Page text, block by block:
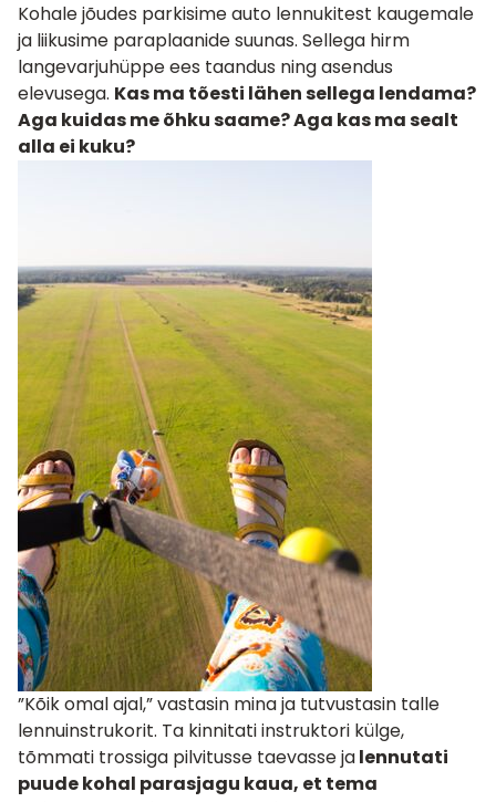
Kohale jõudes parkisime auto lennukitest kaugemale
ja liikusime paraplaanide suunas. Sellega hirm
langevarjuhüppe ees taandus ning asendus
elevusega. Kas ma tõesti lähen sellega lendama?
Aga kuidas me õhku saame? Aga kas ma sealt
alla ei kuku?
”Kõik omal ajal,” vastasin mina ja tutvustasin talle
lennuinstrukorit. Ta kinnitati instruktori külge,
tõmmati trossiga pilvitusse taevasse jalennutati
puude kohal parasjagu kaua, et tema